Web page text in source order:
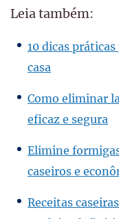
Leia também:
10 dicas
casa
Como eliminar
eficaz e segura
Elimine
caseiros e
Receitas